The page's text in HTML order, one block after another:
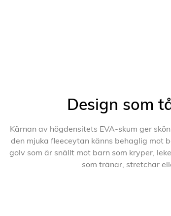
Design som
Kärnan av högdensitets EVA-skum ger
den mjuka fleeceytan känns behaglig mot
golv som är snällt mot barn som kryper,
som tränar, stretchar